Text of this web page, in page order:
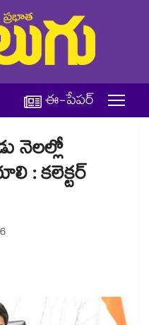
ఈ-పేపర్
నెలల్లో
: కలెక్టర్